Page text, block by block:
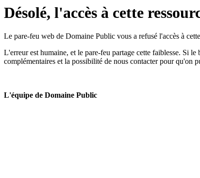
Désolé, l'accès à cette
Le pare-feu web de Domaine Public vous a refusé l'accès à
L'erreur est humaine, et le pare-feu partage cette faiblesse. Si
complémentaires et la possibilité de nous contacter pour qu'on
L'équipe de Domaine Public